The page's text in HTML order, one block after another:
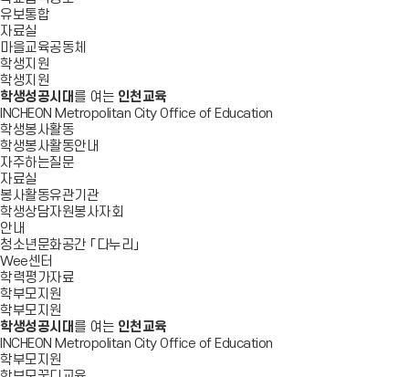
유보통합
자료실
마을교육공동체
학생지원
학생지원
학생성공시대 를 여는 인천교육
INCHEON Metropolitan City Office of Education
학생봉사활동
학생봉사활동안내
자주하는질문
자료실
봉사활동유관기관
학생상담자원봉사자회
안내
청소년문화공간 「다누리」
Wee센터
학력평가자료
학부모지원
학부모지원
학생성공시대 를 여는 인천교육
INCHEON Metropolitan City Office of Education
학부모지원